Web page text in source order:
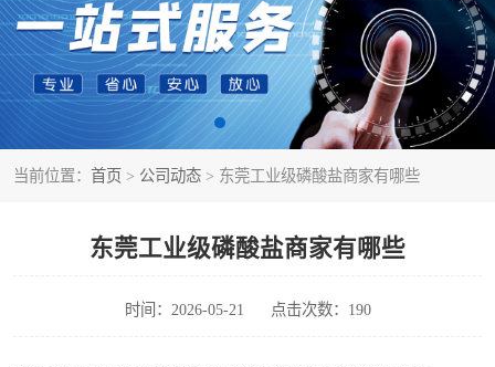
当前位置： 首页 > 公司动态 > 东莞工业级磷酸盐商家有哪些
东莞工业级磷酸盐商家有哪些
时间：2026-05-21 点击次数：190
亚硝酸钠
纯碱
草酸
聚合氯化铝
焦亚硫酸钠